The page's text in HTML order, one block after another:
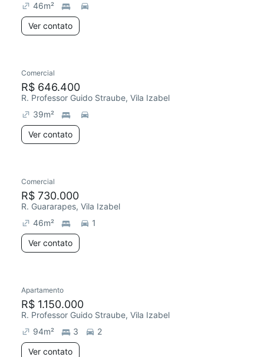
46m²
Ver contato
Comercial
R$ 646.400
R. Professor Guido Straube, Vila Izabel
39m²
Ver contato
Comercial
R$ 730.000
R. Guararapes, Vila Izabel
46m²
1
Ver contato
Apartamento
R$ 1.150.000
R. Professor Guido Straube, Vila Izabel
94m² 3
2
Ver contato